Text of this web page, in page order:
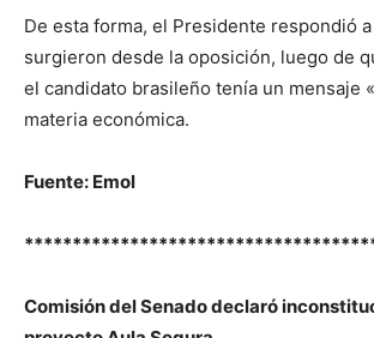
De esta forma, el Presidente respondió
surgieron desde la oposición, luego de
el candidato brasileño tenía un mensaje
materia económica.
Fuente: Emol
Comisión del Senado declaró